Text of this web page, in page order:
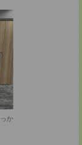
か